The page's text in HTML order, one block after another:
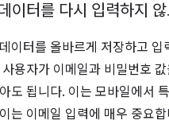
이터를 다시 입력하지
이터를 올바르게 저장하고 입
용자가 이메일과 비밀번호
도 됩니다. 이는 모바일에서
는 이메일 입력에 매우 중요